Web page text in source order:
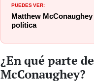
PUEDES VER:
Matthew
política
¿En qué parte
McConaughey?